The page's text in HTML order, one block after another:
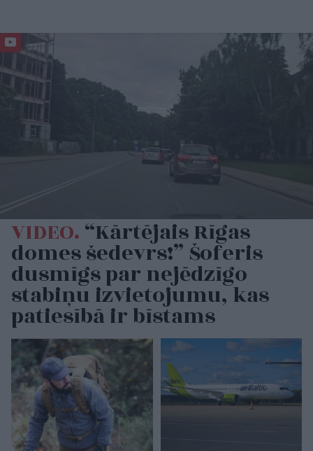
VIDEO.“Kārtējais Rīgas
domes šedevrs!” Šoferis
dusmīgs par nejēdzīgo
stabiņu izvietojumu, kas
patiesībā ir bīstams